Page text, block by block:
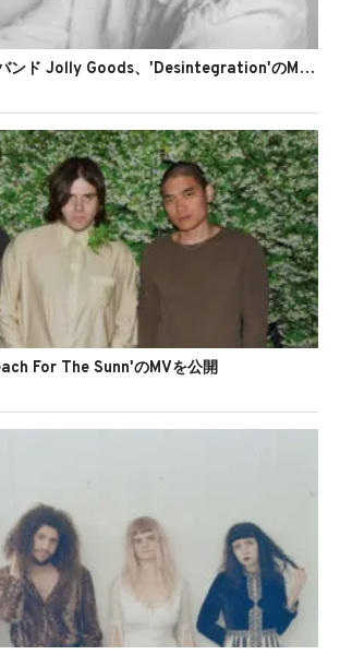
インディーロックバンド Jolly Goods、'Desintegration'のMVを公開
For The Sunn'のMVを公開